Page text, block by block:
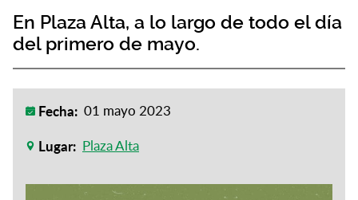
En Plaza Alta, a lo largo de todo el día
del primero de mayo.
Fecha: 01 mayo 2023
Lugar: Plaza Alta